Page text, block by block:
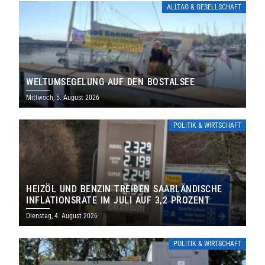
ALLTAG & GESELLSCHAFT
WELTUMSEGELUNG AUF DEN BOSTALSEE
Mittwoch, 5. August 2026
POLITIK & WIRTSCHAFT
HEIZÖL UND BENZIN TREIBEN SAARLÄNDISCHE
INFLATIONSRATE IM JULI AUF 3,2 PROZENT
Dienstag, 4. August 2026
POLITIK & WIRTSCHAFT